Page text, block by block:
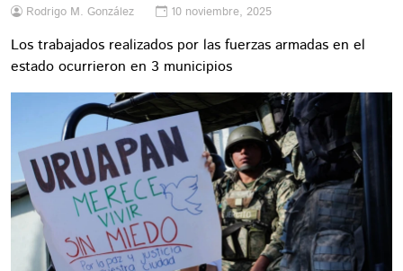
Rodrigo M. González 10 noviembre, 2025
Los trabajados realizados por las fuerzas armadas en el
estado ocurrieron en 3 municipios